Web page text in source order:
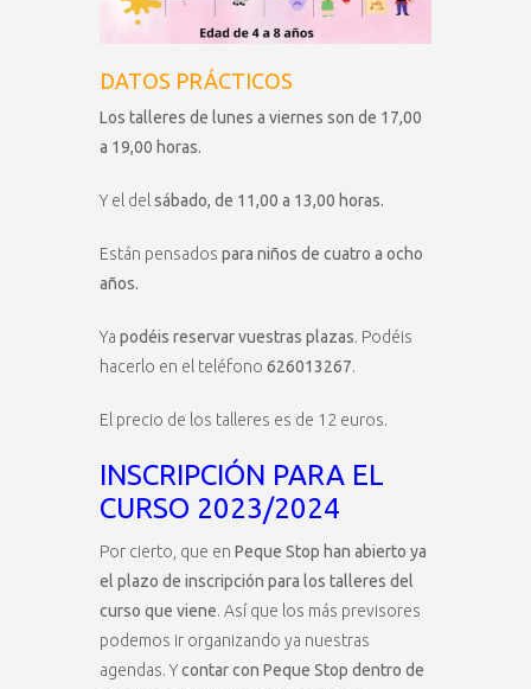
DATOS PRÁCTICOS
Los talleres de lunes a viernes son de 17,00
a 19,00 horas.
Y el delsábado, de 11,00 a 13,00 horas.
Están pensados para niños de cuatro a ocho
años.
Ya podéis reservar vuestras plazas. Podéis
hacerlo en el teléfono 626013267.
El precio de los talleres es de 12 euros.
INSCRIPCIÓN PARA EL
CURSO 2023/2024
Por cierto, que en Peque Stop han abierto ya
el plazo de inscripción para los talleres del
curso que viene. Así que los más previsores
podemos ir organizando ya nuestras
agendas. Ycontar con Peque Stop dentro de